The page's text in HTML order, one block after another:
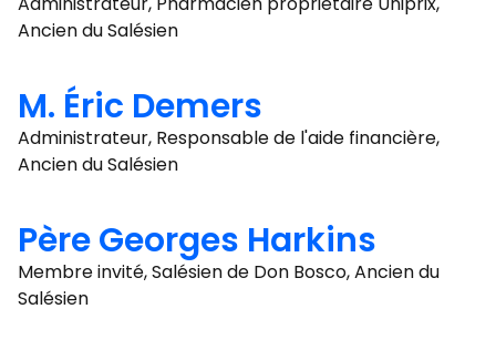
Ancien du Salésien
M. Éric Demers
Administrateur, Responsable de l'aide financière,
Ancien du Salésien
Père Georges Harkins
Membre invité, Salésien de Don Bosco, Ancien du
Salésien